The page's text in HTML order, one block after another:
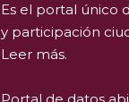
Es el portal único
y participación
Leer más.